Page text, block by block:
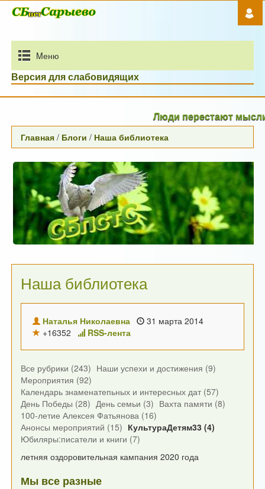
Mеню
Версия для слабовидящих
Люди перестают
Главная / Блоги / Наша библиотека
Наша библиотека
Наталья Николаевна
31 марта 2014
+16352
RSS-лента
Все рубрики (243) Наши успехи и достижения (9)
Мероприятия (92)
Календарь знаменатепьных и интересных дат (57)
День Победы (28) День семьи (3) Вахта памяти (8)
100-летие Алексея Фатьянова (16)
Анонсы мероприятий (15) КультураДетям33 (4)
Юбиляры:писатели и книги (7)
летняя оздоровительная кампания 2020 года
Мы все разные